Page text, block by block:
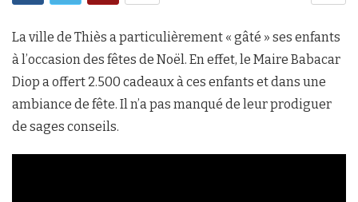
La ville de Thiès a particulièrement « gâté » ses enfants
à l’occasion des fêtes de Noël. En effet, le Maire Babacar
Diop a offert 2.500 cadeaux à ces enfants et dans une
ambiance de fête. Il n’a pas manqué de leur prodiguer
de sages conseils.